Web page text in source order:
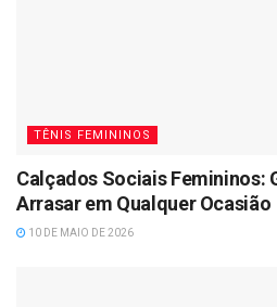
TÊNIS FEMININOS
Calçados Sociais Femininos:
Arrasar em Qualquer Ocasião
10 DE MAIO DE 2026